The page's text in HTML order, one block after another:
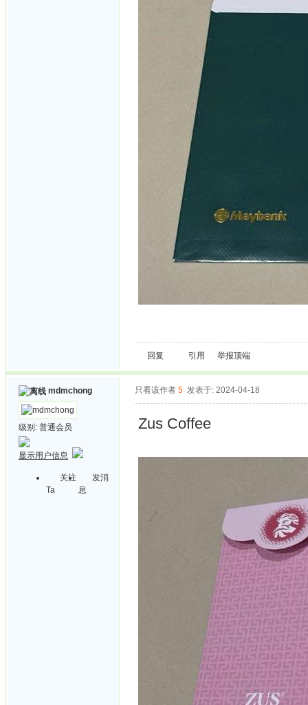
回复 引用 举报顶端
mdmchong
级别: 普通会员
显示用户信息
关注
Ta
发消
息
只看该作者 5 发表于: 2024-04-18
Zus Coffee